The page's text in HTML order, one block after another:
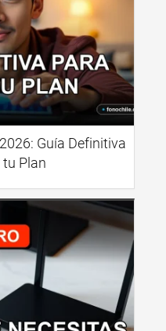
Guía Definitiva
tu Plan